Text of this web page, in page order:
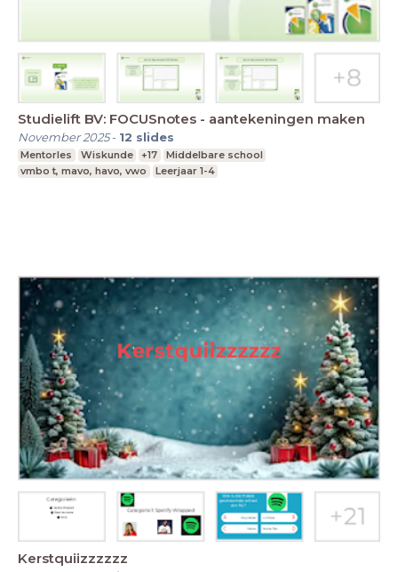
Studielift BV: FOCUSnotes - aantekeningen maken
November 2025- 12 slides
Mentorles Wiskunde +17
Middelbare school
vmbo t, mavo, havo, vwo
Leerjaar 1-4
Kerstquiizzzzzz